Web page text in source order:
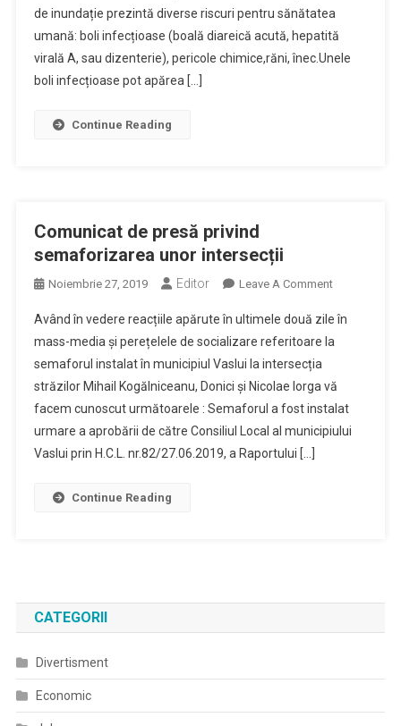
de inundație prezintă diverse riscuri pentru sănătatea
umană: boli infecțioase (boală diareică acută, hepatită
virală A, sau dizenterie), pericole chimice,răni, înec.Unele
boli infecțioase pot apărea […]
Continue Reading
Comunicat de presă privind
semaforizarea unor intersecții
Noiembrie 27, 2019 Editor Leave A CommentOn
De
Presă
Unor
Intersecții
Având în vedere reacțiile apărute în ultimele două zile în
mass-media și perețelele de socializare referitoare la
semaforul instalat în municipiul Vaslui la intersecția
străzilor Mihail Kogălniceanu, Donici și Nicolae Iorga vă
facem cunoscut următoarele : Semaforul a fost instalat
urmare a aprobării de către Consiliul Local al municipiului
Vaslui prin H.C.L. nr.82/27.06.2019, a Raportului […]
Continue Reading
CATEGORII
Divertisment
Economic